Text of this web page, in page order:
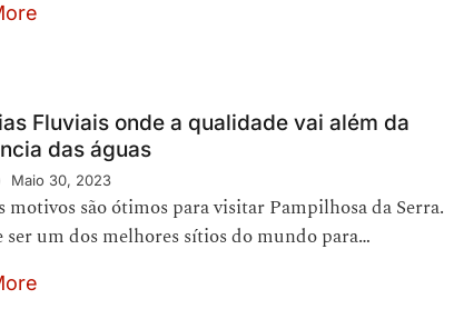
Fluviais onde a qualidade vai além da
das águas
Maio 30, 2023
motivos são ótimos para visitar Pampilhosa da Serra.
ser um dos melhores sítios do mundo para…